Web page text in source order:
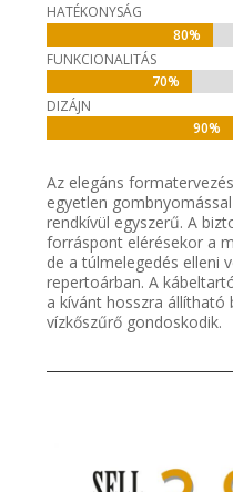
HATÉKONYSÁG
80%
80%
FUNKCIONALITÁS
70%
70%
DIZÁJN
90%
90%
Az elegáns
egyetlen
rendkívül egyszerű. A
forráspont elérésekor a
de a túlmelegedés elleni
repertoárban. A
a kívánt hosszra állítható
vízkőszűrő gondoskodik.